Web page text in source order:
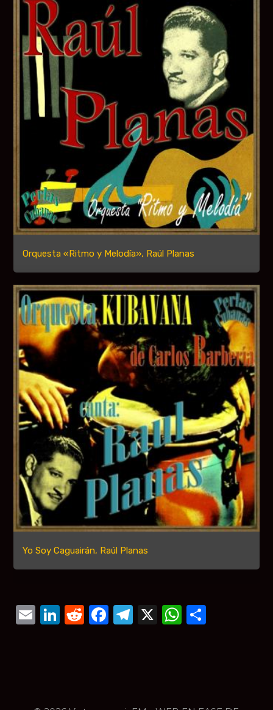
Orquesta «Ritmo y Melodía», Raúl Planas
Yo Soy Caguairán, Raúl Planas
Email
LinkedIn
Reddit
Facebook
Telegram
X